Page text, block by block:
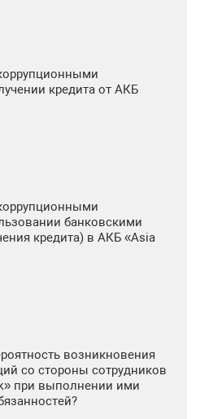
кредита от АКБ
банковскими
кредита) в АКБ «Asia
возникновения
со стороны сотрудников
при выполнении ими